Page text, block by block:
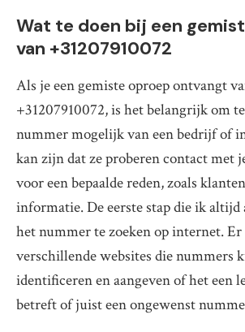
Wat te doen bij een
van +31207910072
Als je een gemiste oproep ontvangt
+31207910072, is het belangrijk om
nummer mogelijk van een bedrijf of
kan zijn dat ze proberen contact met
voor een bepaalde reden, zoals
informatie. De eerste stap die ik altijd
het nummer te zoeken op internet.
verschillende websites die nummers
identificeren en aangeven of het een
betreft of juist een ongewenst